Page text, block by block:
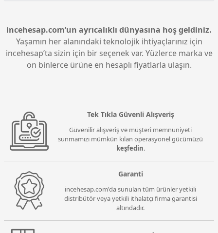
olan bileşenler için önemlidir.
incehesap.com’un ayrıcalıklı dünyasına hoş geldiniz.
Yaşamın her alanındaki teknolojik ihtiyaçlarınız için
incehesap’ta sizin için bir seçenek var. Yüzlerce marka ve
on binlerce ürüne en hesaplı fiyatlarla ulaşın.
Tek Tıkla Güvenli Alışveriş
Güvenilir alışveriş ve müşteri memnuniyeti
sunmamızı mümkün kılan operasyonel gücümüzü
keşfedin.
Garanti
incehesap.com'da sunulan tüm ürünler yetkili
distribütör veya yetkili ithalatçı firma garantisi
altındadır.